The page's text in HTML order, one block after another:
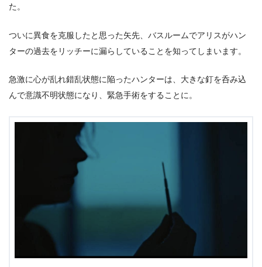
た。
ついに異食を克服したと思った矢先、バスルームでアリスがハン
ターの過去をリッチーに漏らしていることを知ってしまいます。
急激に心が乱れ錯乱状態に陥ったハンターは、大きな釘を呑み込
んで意識不明状態になり、緊急手術をすることに。